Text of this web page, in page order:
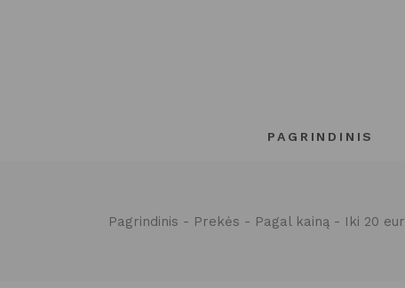
PAGRINDINIS
Pagrindinis Prekės Pagal kainą Iki 20 eur